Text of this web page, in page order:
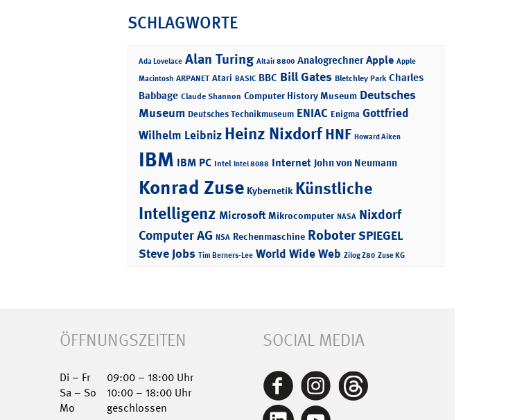
SCHLAGWORTE
Ada Lovelace Alan Turing Altair 8800 Analogrechner Apple Apple
Macintosh ARPANET Atari BASIC BBC Bill Gates Bletchley Park Charles
Babbage Claude Shannon Computer History Museum Deutsches
Museum Deutsches Technikmuseum ENIAC Enigma Gottfried
Wilhelm Leibniz Heinz NixdorfHNF Howard Aiken
IBM IBM PC Intel Intel 8088 Internet John von Neumann
Konrad Zuse Kybernetik Künstliche
Intelligenz Microsoft Mikrocomputer NASA Nixdorf
Computer AG NSA Rechenmaschine RoboterSPIEGEL
Steve Jobs Tim Berners-Lee World Wide Web Zilog Z80 Zuse KG
ÖFFNUNGSZEITEN
Di – Fr
09:00 – 18:00 Uhr
Sa – So
10:00 – 18:00 Uhr
Mo
geschlossen
SOCIAL MEDIA